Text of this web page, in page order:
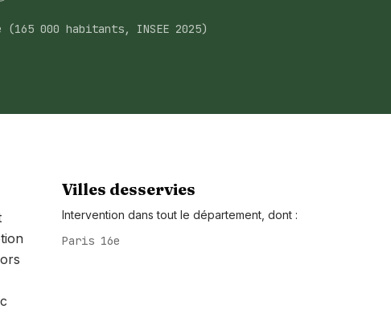
000 habitants, INSEE 2025)
Villes desservies
Intervention dans tout le département, dont :
Paris 16e